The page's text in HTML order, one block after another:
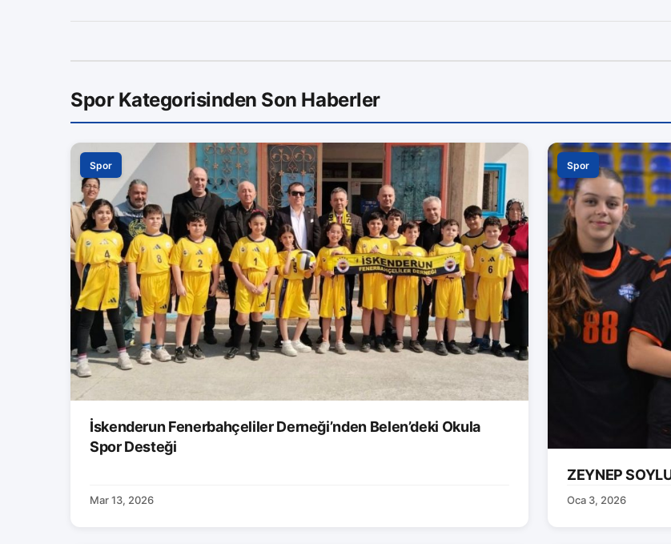
Spor Kategorisinden Son Haberler
Spor
İskenderun Fenerbahçeliler Derneği’nden Belen’deki Okula
Spor Desteği
Mar 13, 2026
Spor
ZEYNEP
Oca 3, 2026